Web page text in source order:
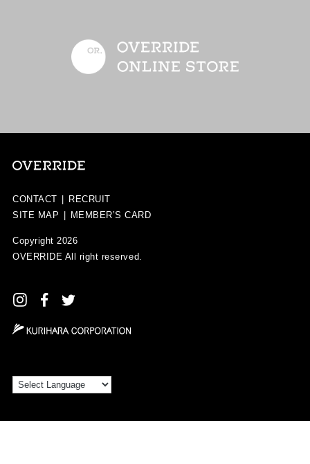
CONTACT
RECRUIT
SITE MAP
MEMBER’S CARD
Copyright 2026
OVERRIDE All right reserved.